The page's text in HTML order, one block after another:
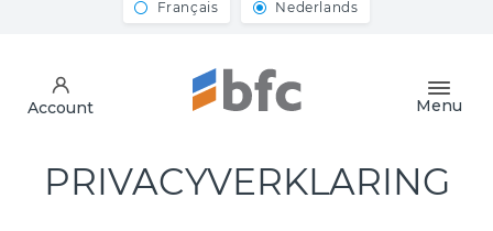
Français Nederlands
Account Menu
PRIVACYVERKLARING